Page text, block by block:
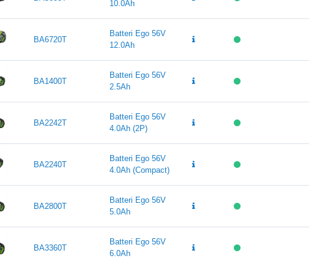
10.0Ah
BA6720T
Batteri Ego 56V
12.0Ah
BA1400T
Batteri Ego 56V
2.5Ah
BA2242T
Batteri Ego 56V
4.0Ah (2P)
BA2240T
Batteri Ego 56V
4.0Ah (Compact)
BA2800T
Batteri Ego 56V
5.0Ah
BA3360T
Batteri Ego 56V
6.0Ah